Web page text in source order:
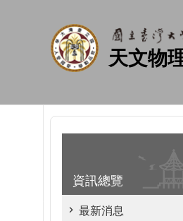
天文物
資訊總覽
最新消息